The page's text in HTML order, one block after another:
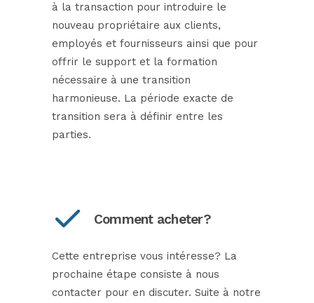
à la transaction pour introduire le
nouveau propriétaire aux clients,
employés et fournisseurs ainsi que pour
offrir le support et la formation
nécessaire à une transition
harmonieuse. La période exacte de
transition sera à définir entre les
parties.
Comment acheter?
Cette entreprise vous intéresse? La
prochaine étape consiste à nous
contacter pour en discuter. Suite à notre